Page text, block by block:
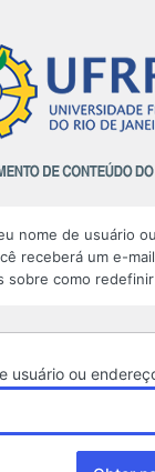
nome de usuário
receberá um e-
sobre como
usuário ou